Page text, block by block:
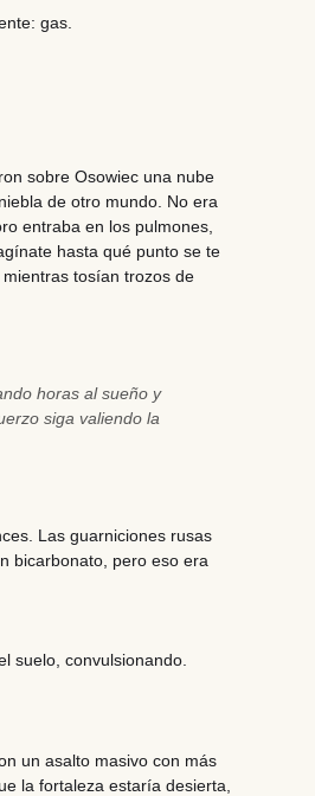
gas.
sobre Osowiec una nube
de otro mundo. No era
entraba en los pulmones,
hasta qué punto se te
tosían trozos de
horas al sueño y
siga valiendo la
Las guarniciones rusas
bicarbonato, pero eso era
suelo, convulsionando.
un asalto masivo con más
la fortaleza estaría desierta,